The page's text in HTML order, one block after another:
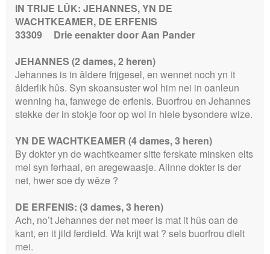
IN TRIJE LÛK: JEHANNES, YN DE
WACHTKEAMER, DE ERFENIS
33309
Drie eenakter door Aan Pander
JEHANNES (2 dames, 2 heren)
Jehannes is in âldere frijgesel, en wennet noch yn it
âlderlik hûs. Syn skoansuster wol him nei in oanleun
wenning ha, fanwege de erfenis. Buorfrou en Jehannes
stekke der in stokje foor op wol in hiele bysondere wize.
YN DE WACHTKEAMER (4 dames, 3 heren)
By dokter yn de wachtkeamer sitte ferskate minsken elts
mei syn ferhaal, en aregewaasje. Alinne dokter is der
net, hwer soe dy wêze ?
DE ERFENIS: (3 dames, 3 heren)
Ach, no’t Jehannes der net meer is mat it hûs oan de
kant, en it jild ferdield. Wa krijt wat ? sels buorfrou dielt
mei.